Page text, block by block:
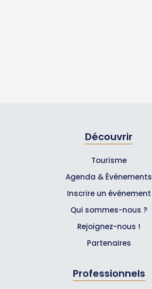
Découvrir
Tourisme
Agenda & Événements
Inscrire un événement
Qui sommes-nous ?
Rejoignez-nous !
Partenaires
Professionnels